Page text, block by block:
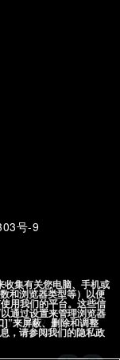
号-9
号
集有关您电脑、手机或
和浏览器类型等）以便
用我们的平台。这些信
通过设置来管理浏览器
来屏蔽、删除和调整
，请参阅我们的隐私政